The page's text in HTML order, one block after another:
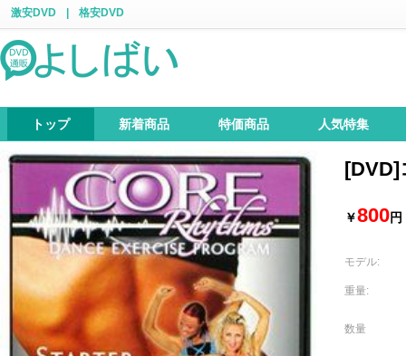
激安DVD 格安DVD
トップ 新着商品 特価商品 人気特集
[DVD]
￥800円
モデル:
重量:
数量